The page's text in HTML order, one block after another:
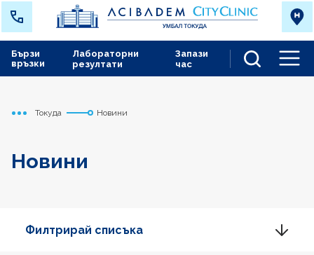
Лабораторни
резултати
Запази
час
Бързи
връзки
Начало
Токуда Новини
Новини
Филтрирай списъка